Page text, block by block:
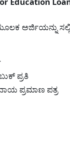
ಅರ್ಜಿಯನ್ನು
ಪ್ರತಿ
ಪ್ರಮಾಣ ಪತ್ರ